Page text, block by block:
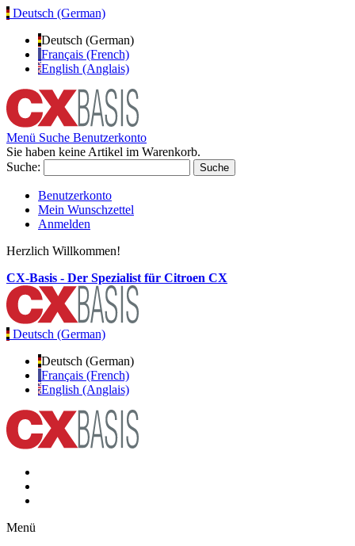
Deutsch (German)
Deutsch (German)
Français (French)
English (Anglais)
Menü Suche Benutzerkonto
Sie haben keine Artikel im Warenkorb.
Suche:
Suche
Benutzerkonto
Mein Wunschzettel
Anmelden
Herzlich Willkommen!
CX-Basis - Der Spezialist für Citroen CX
Deutsch (German)
Deutsch (German)
Français (French)
English (Anglais)
Menü